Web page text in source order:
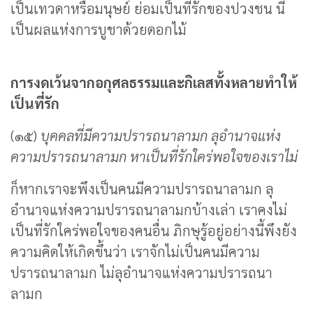
เป็นเทวดาหรือมนุษย์ ย่อมเป็นที่รักของปวงชน นี้
เป็นผลแห่งการบูชาด้วยดอกไม้
การงดเว้นจากอกุศลธรรมและกิเลสทั้งหลายทำให้
เป็นที่รัก
(๑๕) บุคคลที่มีความปรารถนาลามก ลุอำนาจแห่ง
ความปรารถนาลามก หาเป็นที่รักใคร่พอใจของเราไม่
ก็หากเราจะพึงเป็นคนมีความปรารถนาลามก ลุ
อำนาจแห่งความปรารถนาลามกบ้างเล่า เราคงไม่
เป็นที่รักใคร่พอใจของคนอื่น ภิกษุรู้อยู่อย่างนี้พึงยัง
ความคิดให้เกิดขึ้นว่า เราจักไม่เป็นคนมีความ
ปรารถนาลามก ไม่ลุอำนาจแห่งความปรารถนา
ลามก